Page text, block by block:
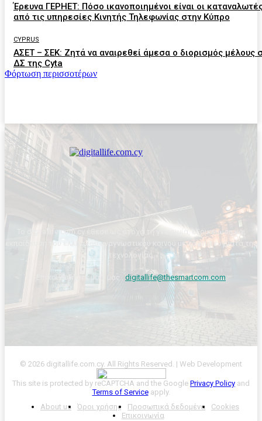
Έρευνα ΓΕΡΗΕΤ: Πόσο ικανοποιημένοι είναι οι
από τις υπηρεσίες Κινητής Τηλεφωνίας στην Κύπρο
CYPRUS
ΑΣΕΤ – ΣΕΚ: Ζητά να αναιρεθεί άμεσα ο διορισμός μέλους
ΔΣ της Cyta
Φόρτωση περισσοτέρων
Το digitallife.com.cy έθεσε ως στόχο τη γνωριμία, εξοικείωση και
εκπαίδευση του ελληνικού αναγνωστικού κοινού με τα επιτεύγματα της
τεχνολογίας.
Επικοινωνήστε μαζί μας : digitallife@thesmartcom.com
© 2026 digitallife.com.cy. All Rights Reserved. | Web Development
This site is protected by reCAPTCHA and the Google Privacy Policy and
Terms of Serviceapply.
About us
Όροι χρήσης Προσωπικά δεδομένα
Cookies
Επικοινωνία